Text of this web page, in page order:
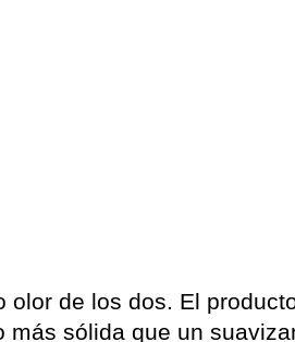
olor de los dos. El
más sólida que un